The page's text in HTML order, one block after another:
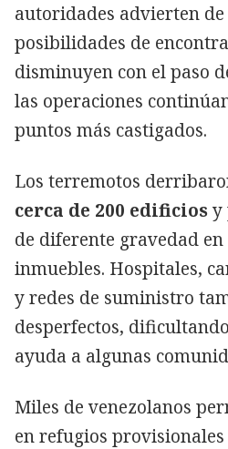
autoridades advierten de
posibilidades de
disminuyen con el paso
las operaciones
puntos más castigados.
Los terremotos
cerca de 200 edificiosy
de diferente gravedad en
inmuebles. Hospitales,
y redes de suministro
desperfectos,
ayuda a algunas
Miles de venezolanos
en refugios